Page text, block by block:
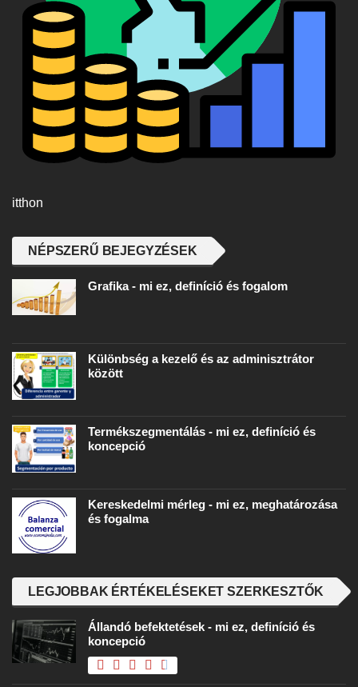
itthon
NÉPSZERŰ BEJEGYZÉSEK
Grafika - mi ez, definíció és fogalom
Különbség a kezelő és az adminisztrátor
között
Termékszegmentálás - mi ez, definíció és
koncepció
Kereskedelmi mérleg - mi ez, meghatározása
és fogalma
LEGJOBBAK ÉRTÉKELÉSEKET SZERKESZTŐK
Állandó befektetések - mi ez, definíció és
koncepció